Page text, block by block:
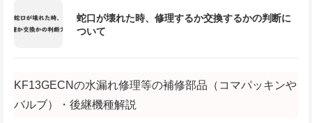
蛇口が壊れた時、修理するか交換するかの判断に
ついて
KF13GECNの水漏れ修理等の補修部品（コマパッキンや
バルブ）・後継機種解説